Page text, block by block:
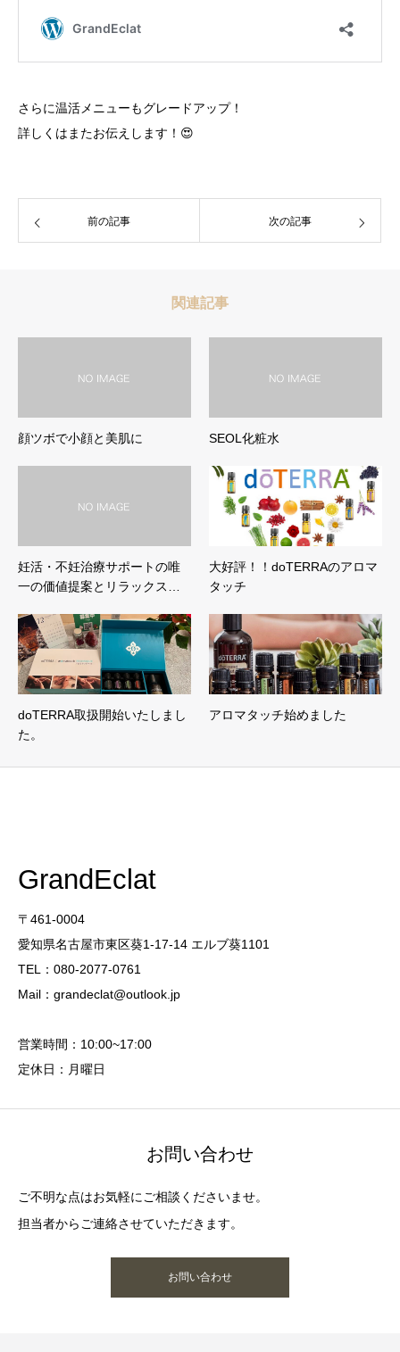
さらに温活メニューもグレードアップ！
詳しくはまたお伝えします！😍
前の記事 次の記事
関連記事
顔ツボで小顔と美肌に SEOL化粧水
妊活・不妊治療サポートの唯
一の価値提案とリラックス…
大好評！！doTERRAのアロマ
タッチ
doTERRA取扱開始いたしまし
た。
アロマタッチ始めました
GrandEclat
〒461-0004
愛知県名古屋市東区葵1-17-14 エルブ葵1101
TEL：080-2077-0761
Mail：grandeclat@outlook.jp
営業時間：10:00~17:00
定休日：月曜日
お問い合わせ
ご不明な点はお気軽にご相談くださいませ。
担当者からご連絡させていただきます。
お問い合わせ